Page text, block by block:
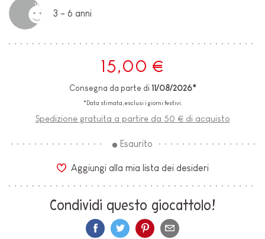
3 - 6 anni
15,00 €
Consegna da parte di 11/08/2026*
*Data stimata, esclusi i giorni festivi.
Spedizione gratuita a partire da 50 € di acquisto
Esaurito
Aggiungi alla mia lista dei desideri
Condividi questo giocattolo!